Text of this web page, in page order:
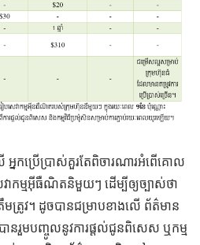
អ្នកប្រើប្រាស់គួរតែពិចារណារអំពើគោល
កម្មអុីធឺណិតនិមួយៗ ដើម្បីឲ្យច្បាស់ថា
មត្រូវ។ ដូចបានជម្រាបខាងលើ ព័ត៌មាន
នរួមបញ្ចូលនូវការផ្តល់ជូនពិសេស ឬកម្ម